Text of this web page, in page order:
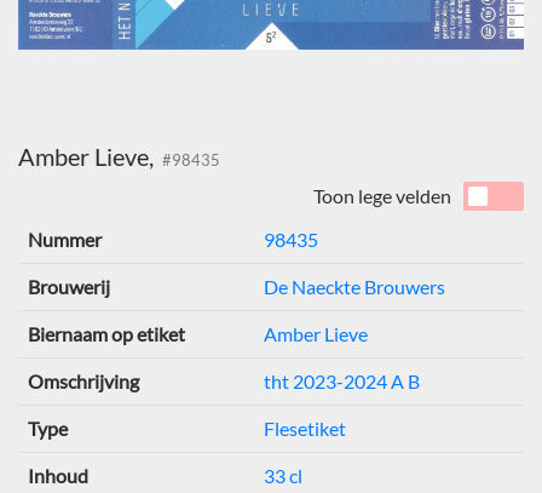
Amber Lieve, #98435
Toon lege velden
Nummer
98435
Brouwerij De Naeckte Brouwers
Biernaam op etiket Amber Lieve
Omschrijving tht 2023-2024 A B
Type Flesetiket
Inhoud 33 cl